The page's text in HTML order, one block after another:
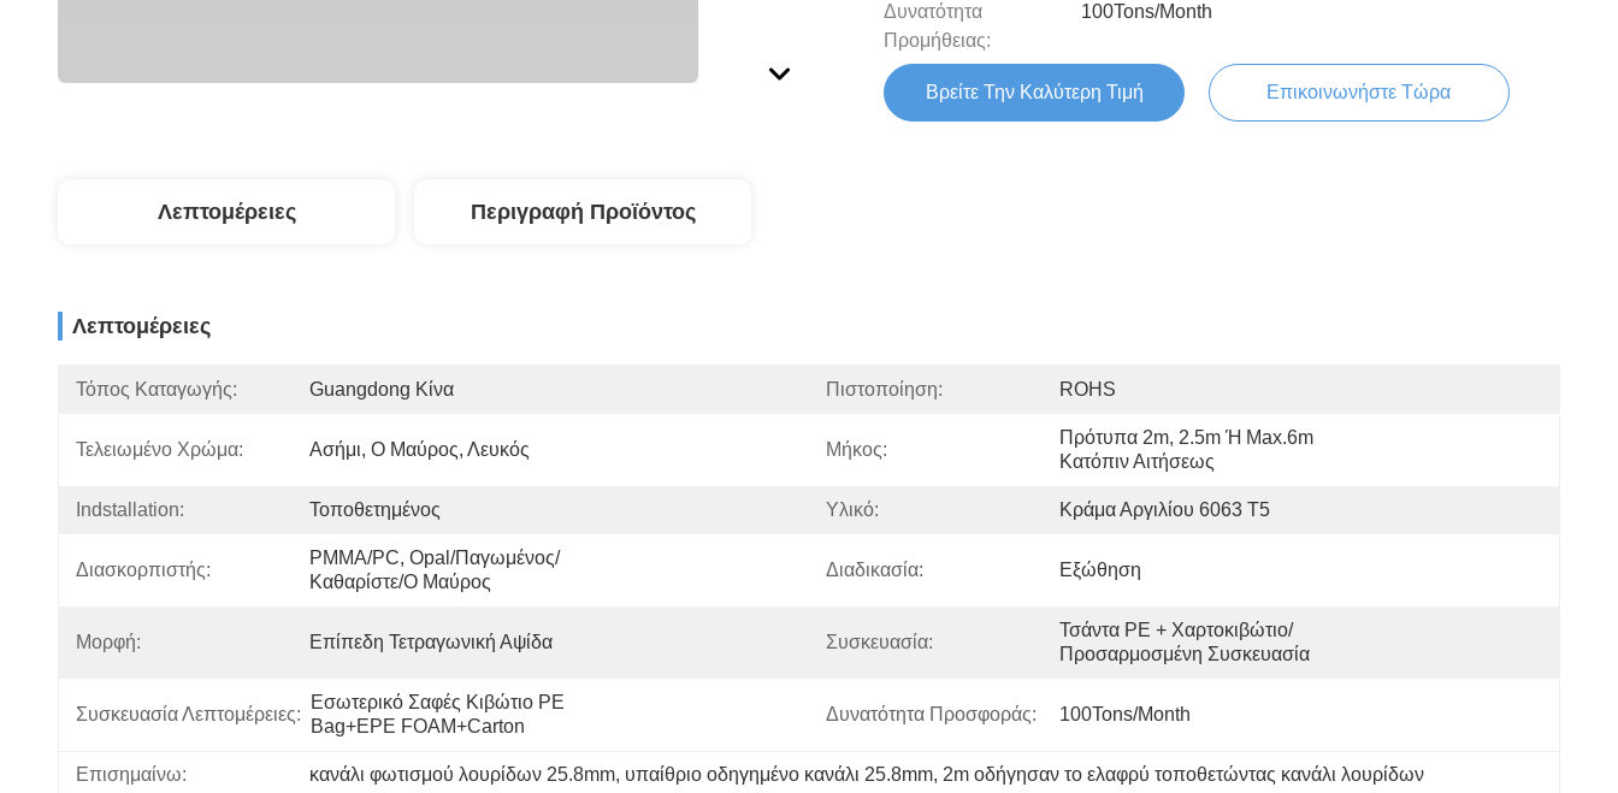
Δυνατότητα
Προμήθειας:
100Tons/Month
Βρείτε Την Καλύτερη Τιμή Επικοινωνήστε Τώρα
Λεπτομέρειες Περιγραφή Προϊόντος
Λεπτομέρειες
Τόπος Καταγωγής: Guangdong Κίνα Πιστοποίηση: ROHS
Τελειωμένο Χρώμα: Ασήμι, Ο Μαύρος, Λευκός Μήκος:
Πρότυπα 2m, 2.5m Ή Max.6m
Κατόπιν Αιτήσεως
Indstallation: Τοποθετημένος Υλικό: Κράμα Αργιλίου 6063 T5
Διασκορπιστής:
PMMA/PC, Opal/παγωμένος/
Καθαρίστε/ο Μαύρος
Διαδικασία: Εξώθηση
Μορφή: Επίπεδη Τετραγωνική Αψίδα Συσκευασία:
Τσάντα PE + Χαρτοκιβώτιο/
Προσαρμοσμένη Συσκευασία
Συσκευασία Λεπτομέρειες:
Εσωτερικό Σαφές Κιβώτιο PE
Bag+EPE FOAM+Carton
Δυνατότητα Προσφοράς: 100Tons/Month
Επισημαίνω: κανάλι φωτισμού λουρίδων 25.8mm, υπαίθριο οδηγημένο κανάλι 25.8mm, 2m οδήγησαν το ελαφρύ τοποθετώντας κανάλι λουρίδων